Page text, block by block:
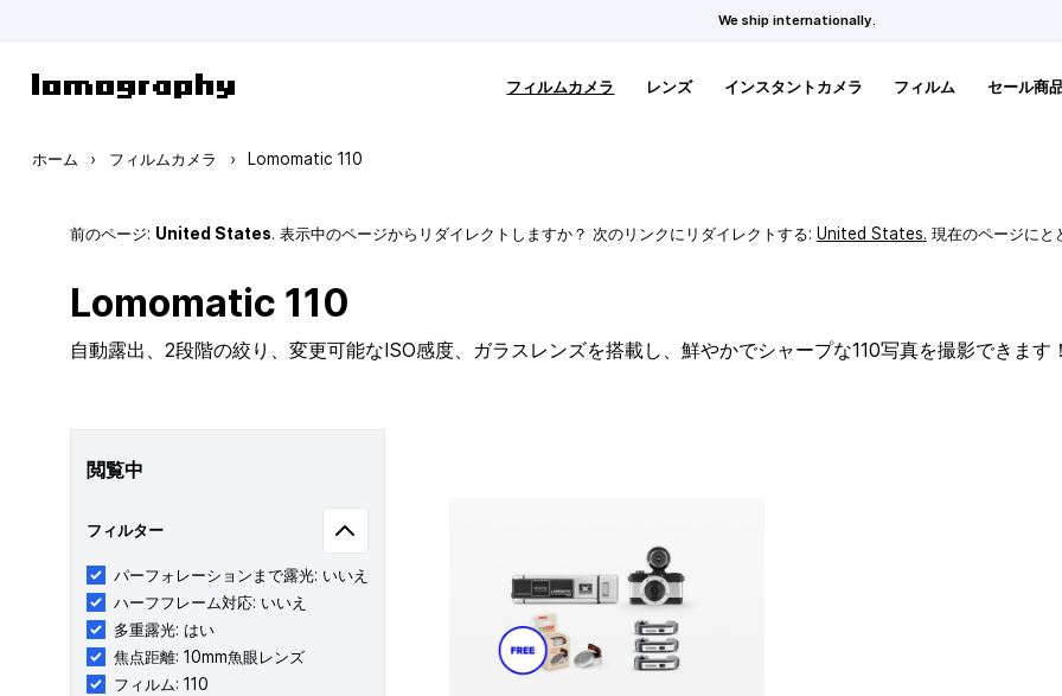
We ship internationally.
フィルムカメラ レンズ インスタントカメラ フィルム セール商
ホーム › フィルムカメラ › Lomomatic 110
前のページ: United States. 表示中のページからリダイレクトしますか？ 次のリンクにリダイレクトする: United States. 現在のページにと
Lomomatic 110
自動露出、2段階の絞り、変更可能なISO感度、ガラスレンズを搭載し、鮮やかでシャープな110写真を撮影できます
閲覧中
フィルター
パーフォレーションまで露光: いいえ
ハーフフレーム対応: いいえ
多重露光: はい
焦点距離: 10mm魚眼レンズ
フィルム: 110